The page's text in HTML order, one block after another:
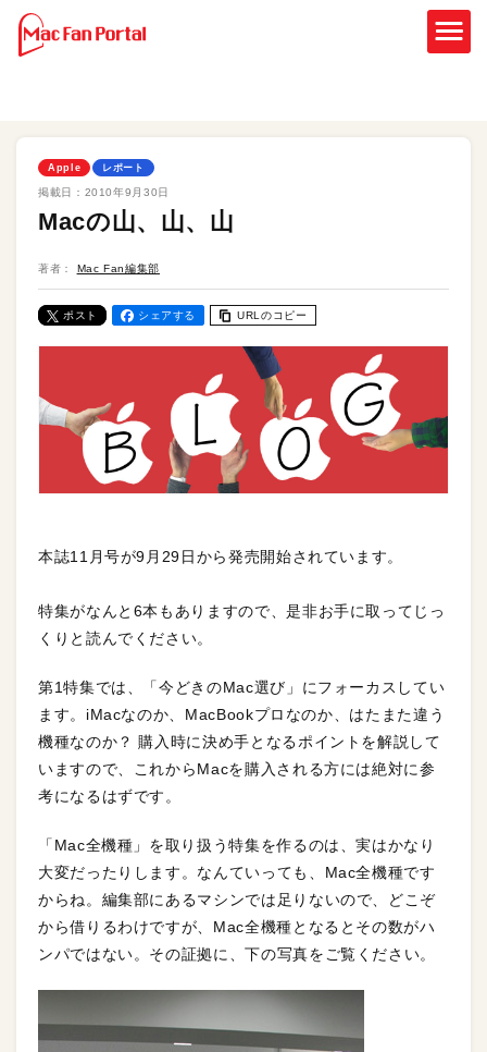
Apple レポート
掲載日： 2010年9月30日
Macの山、山、山
著者： Mac Fan編集部
ポスト シェアする URLのコピー
本誌11月号が9月29日から発売開始されています。
特集がなんと6本もありますので、是非お手に取ってじっ
くりと読んでください。
第1特集では、「今どきのMac選び」にフォーカスしてい
ます。iMacなのか、MacBookプロなのか、はたまた違う
機種なのか？ 購入時に決め手となるポイントを解説して
いますので、これからMacを購入される方には絶対に参
考になるはずです。
「Mac全機種」を取り扱う特集を作るのは、実はかなり
大変だったりします。なんていっても、Mac全機種です
からね。編集部にあるマシンでは足りないので、どこぞ
から借りるわけですが、Mac全機種となるとその数がハ
ンパではない。その証拠に、下の写真をご覧ください。